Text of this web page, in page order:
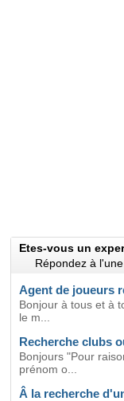
Etes-vous un
Répondez à
Agent de joueurs
Bonjour à tous et à
le m...
Recherche clubs
Bonjours "Pour
prénom o...
Â la recherche